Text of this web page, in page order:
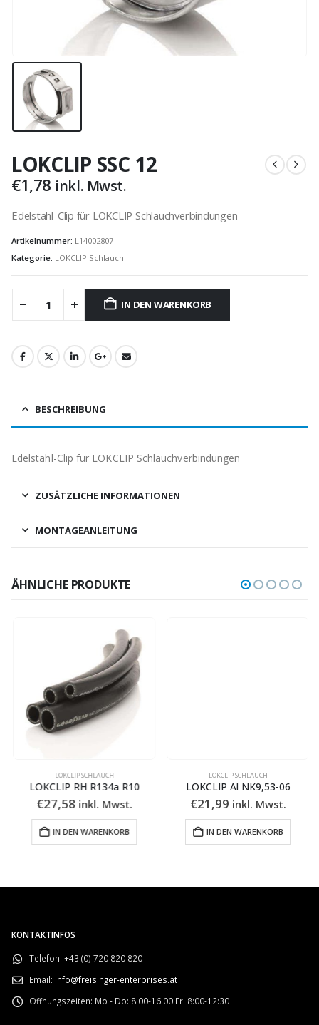
LOKCLIP SSC 12
€1,78 inkl. Mwst.
Edelstahl-Clip für LOKCLIP Schlauchverbindungen
Artikelnummer: L14002807
Kategorie: LOKCLIP Schlauch
IN DEN WARENKORB
BESCHREIBUNG
Edelstahl-Clip für LOKCLIP Schlauchverbindungen
ZUSÄTZLICHE INFORMATIONEN
MONTAGEANLEITUNG
ÄHNLICHE PRODUKTE
LOKCLIP SCHLAUCH
LOKCLIP RH R134a R10
€27,58 inkl. Mwst.
IN DEN WARENKORB
LOKCLIP SCHLAUCH
LOKCLIP Al NK9,53-06
€21,99 inkl. Mwst.
IN DEN WARENKORB
KONTAKTINFOS
Telefon: +43 (0) 720 820 820
Email: info@freisinger-enterprises.at
Öffnungszeiten: Mo - Do: 8:00-16:00 Fr: 8:00-12:30